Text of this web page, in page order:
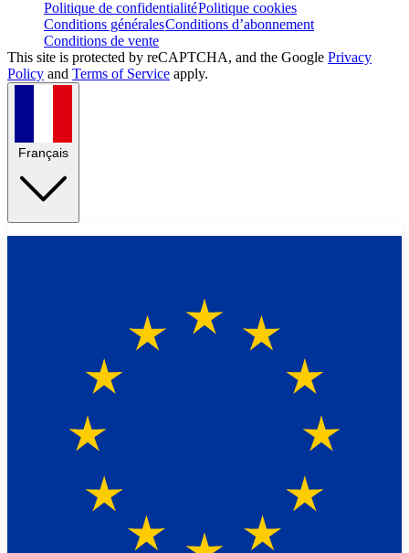
Politique de confidentialitéPolitique cookies
Conditions généralesConditions d’abonnement
Conditions de vente
This site is protected by reCAPTCHA, and the Google Privacy
Policy and Terms of Service apply.
Français